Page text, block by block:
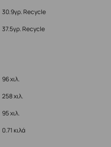
30.9γρ. Recycle
37.5γρ. Recycle
96 χιλ.
258 χιλ.
95 χιλ.
0.71 κιλά